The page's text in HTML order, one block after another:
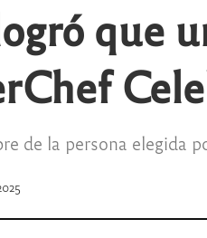
que
de la persona elegida